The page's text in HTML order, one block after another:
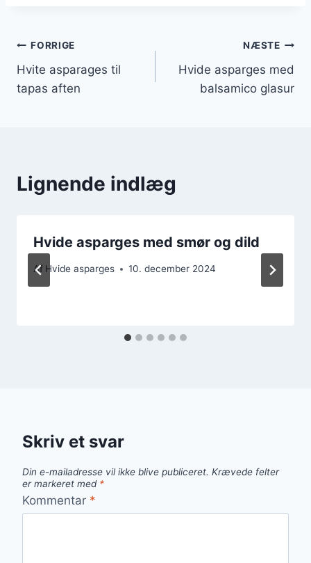
Indlægsnavigation
FORRIGE
Hvite asparages til
tapas aften
NÆSTE
Hvide asparges med
balsamico glasur
Lignende indlæg
Hvide asparges med smør og dild
Af Hvide asparges 10. december 2024
Skriv et svar
Din e-mailadresse vil ikke blive publiceret. Krævede felter
er markeret med *
Kommentar *